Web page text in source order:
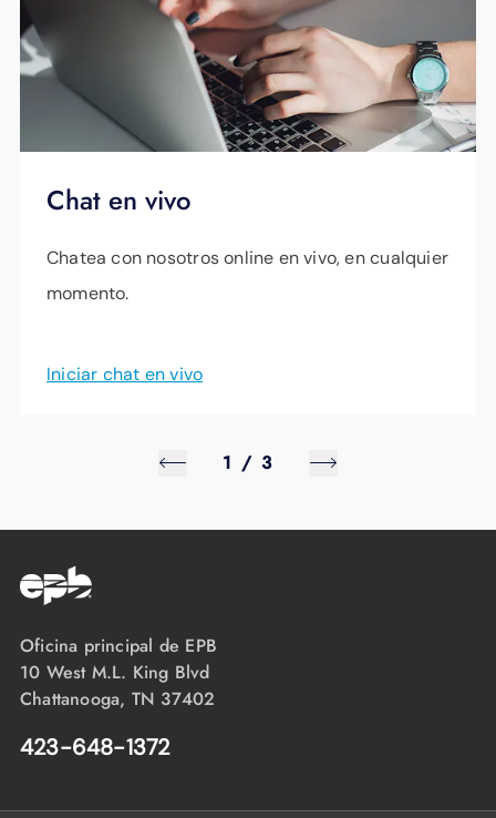
Chat en vivo
Chatea con nosotros online en vivo, en cualquier
momento.
Iniciar chat en vivo
1 / 3
Oficina principal de EPB
10 West M.L. King Blvd
Chattanooga, TN 37402
423-648-1372